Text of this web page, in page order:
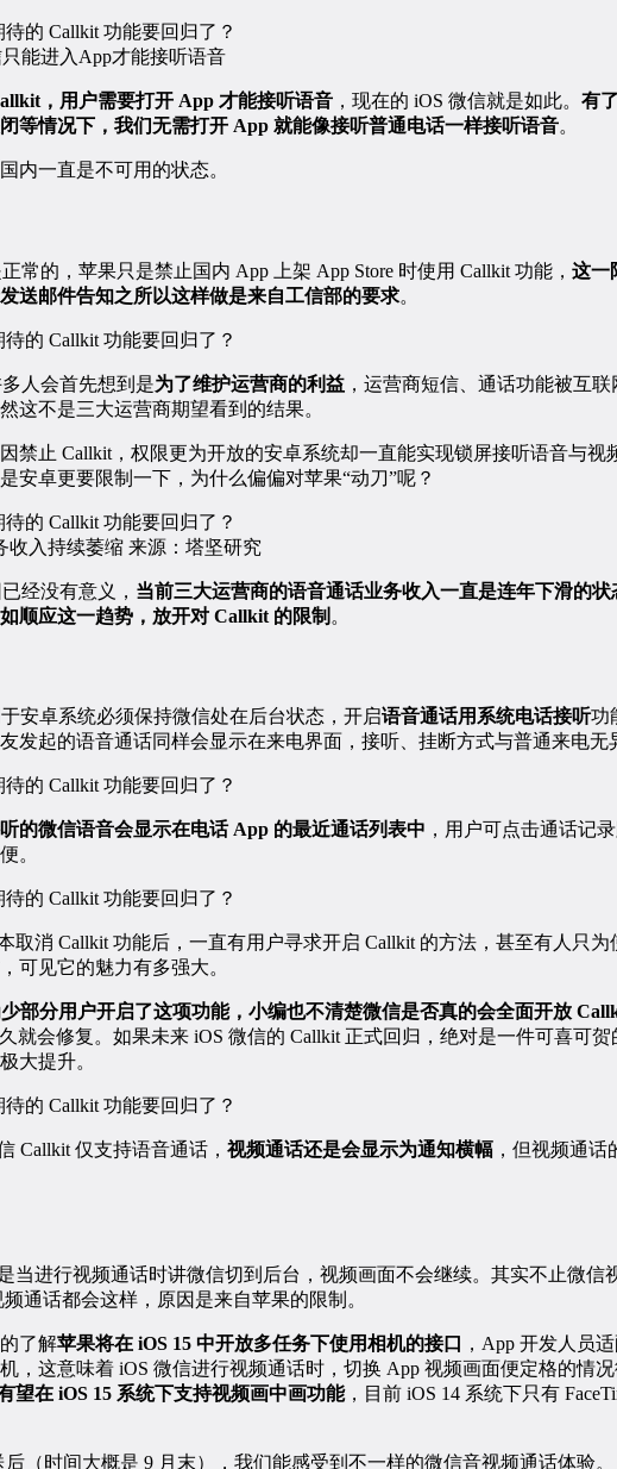
能进入App才能接听语音
，用户需要打开 App 才能接听语音 ，现在的 iOS 微信就是如此。 有
等情况下，我们无需打开 App 就能像接听普通电话一样接听语音。
内一直是不可用的状态。
常的，苹果只是禁止国内 App 上架 App Store 时使用 Callkit 功能， 这一
送邮件告知之所以这样做是来自工信部的要求。
人会首先想到是为了维护运营商的利益 ，运营商短信、通话功能被互
这不是三大运营商期望看到的结果。
禁止 Callkit，权限更为开放的安卓系统却一直能实现锁屏接听语音与视
安卓更要限制一下，为什么偏偏对苹果“动刀”呢？
收入持续萎缩 来源：塔坚研究
经没有意义， 当前三大运营商的语音通话业务收入一直是连年下滑的
顺应这一趋势，放开对 Callkit 的限制 。
安卓系统必须保持微信处在后台状态，开启语音通话用系统电话接听功
发起的语音通话同样会显示在来电界面，接听、挂断方式与普通来电无
的微信语音会显示在电话 App 的最近通话列表中 ，用户可点击通话记
。
取消 Callkit 功能后，一直有用户寻求开启 Callkit 的方法，甚至有人只为
可见它的魅力有多强大。
少部分用户开启了这项功能，小编也不清楚微信是否真的会全面开放
就会修复。如果未来 iOS 微信的 Callkit 正式回归，绝对是一件可喜可贺
大提升。
Callkit 仅支持语音通话， 视频通话还是会显示为通知横幅 ，但视频通
当进行视频通话时讲微信切到后台，视频画面不会继续。其实不止微信
通话都会这样，原因是来自苹果的限制。
了解苹果将在 iOS 15 中开放多任务下使用相机的接口
，App 开发人员
，这意味着 iOS 微信进行视频通话时，切换 App 视频画面便定格的情
望在 iOS 15 系统下支持视频画中画功能，目前 iOS 14 系统下只有
（时间大概是 9 月末），我们能感受到不一样的微信音视频通话体验。